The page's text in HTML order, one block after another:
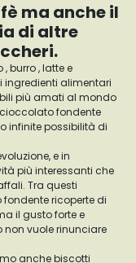
ma anche il
di altre
burro , latte e
alimentari
più amati al mondo
fondente
infinite possibilità di
e in
più interessanti che
Tra questi
ricoperte di
il gusto forte e
non vuole rinunciare
anche biscotti